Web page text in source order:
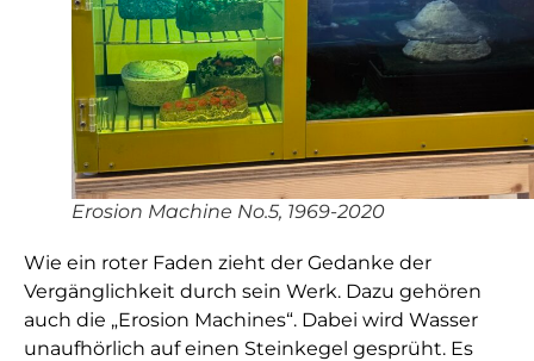
Erosion Machine No.5, 1969-2020
Wie ein roter Faden zieht der Gedanke der
Vergänglichkeit durch sein Werk. Dazu gehören
auch die „Erosion Machines“. Dabei wird Wasser
unaufhörlich auf einen Steinkegel gesprüht. Es